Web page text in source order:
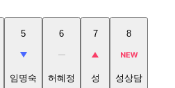
5
임명숙
6
허혜정
7
성
8
성상담